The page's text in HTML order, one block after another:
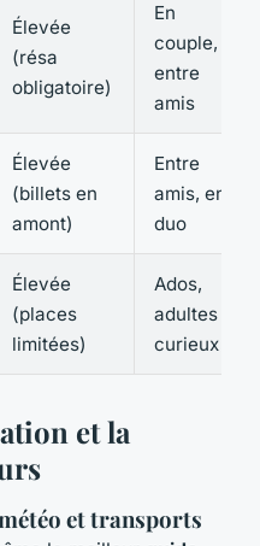
Élevée
(résa
obligatoire)
En
couple,
entre
amis
Élevée
(billets en
amont)
Entre
amis, en
duo
Élevée
(places
limitées)
Ados,
adultes
curieux
et la
et transports